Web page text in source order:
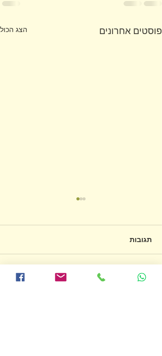
פוסטים אחרונים הצג הכול
על חשיבותה של הרפייה
תגובות
כתיבת תגובה...